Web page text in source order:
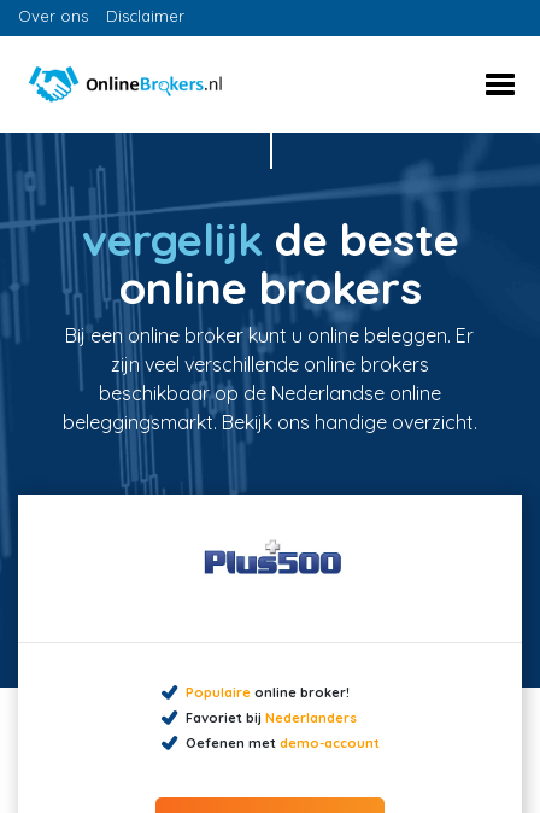
Over ons Disclaimer
vergelijk de beste
online brokers
Bij een online broker kunt u online beleggen. Er
zijn veel verschillende online brokers
beschikbaar op de Nederlandse online
beleggingsmarkt. Bekijk ons handige overzicht.
Populaireonline broker!
Favoriet bij Nederlanders
Oefenen met demo-account